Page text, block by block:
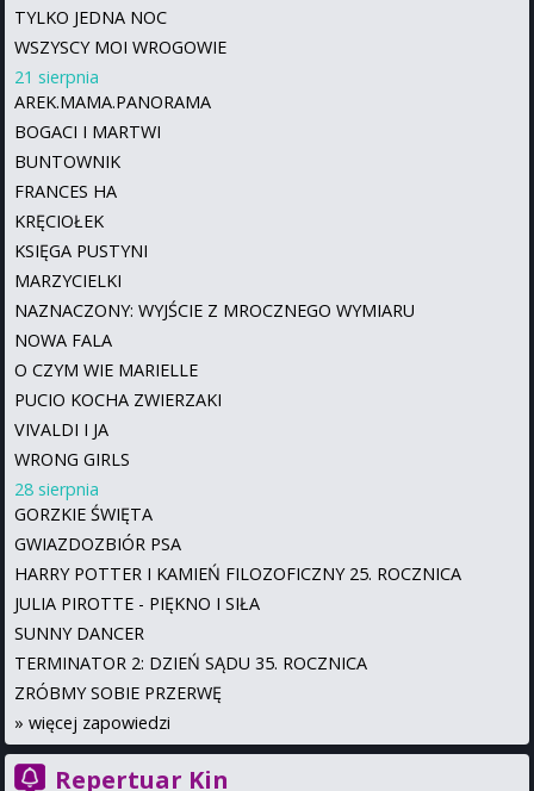
TYLKO JEDNA NOC
WSZYSCY MOI WROGOWIE
21 sierpnia
AREK.MAMA.PANORAMA
BOGACI I MARTWI
BUNTOWNIK
FRANCES HA
KRĘCIOŁEK
KSIĘGA PUSTYNI
MARZYCIELKI
NAZNACZONY: WYJŚCIE Z MROCZNEGO WYMIARU
NOWA FALA
O CZYM WIE MARIELLE
PUCIO KOCHA ZWIERZAKI
VIVALDI I JA
WRONG GIRLS
28 sierpnia
GORZKIE ŚWIĘTA
GWIAZDOZBIÓR PSA
HARRY POTTER I KAMIEŃ FILOZOFICZNY 25. ROCZNICA
JULIA PIROTTE - PIĘKNO I SIŁA
SUNNY DANCER
TERMINATOR 2: DZIEŃ SĄDU 35. ROCZNICA
ZRÓBMY SOBIE PRZERWĘ
» więcej zapowiedzi
Repertuar Kin